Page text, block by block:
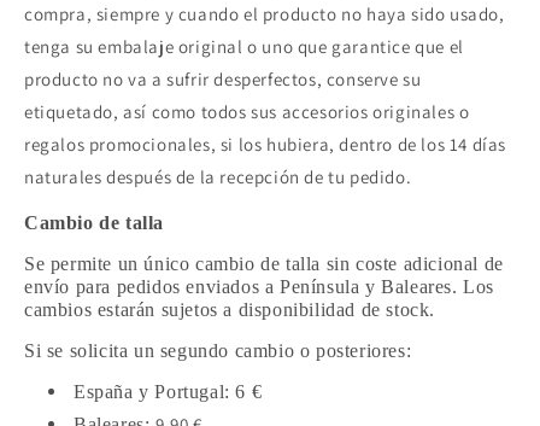
compra, siempre y cuando el producto no haya sido usado,
tenga su embalaje original o uno que garantice que el
producto no va a sufrir desperfectos, conserve su
etiquetado, así como todos sus accesorios originales o
regalos promocionales, si los hubiera, dentro de los 14 días
naturales después de la recepción de tu pedido.
Cambio de talla
Se permite un único cambio de talla sin coste adicional de
envío para pedidos enviados a Península y Baleares. Los
cambios estarán sujetos a disponibilidad de stock.
Si se solicita un segundo cambio o posteriores:
España y Portugal: 6 €